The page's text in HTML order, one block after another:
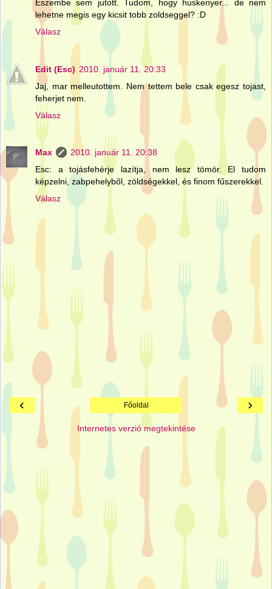
Eszembe sem jutott. Tudom, hogy huskenyer... de nem
lehetne megis egy kicsit tobb zoldseggel? :D
Válasz
Edit (Esc) 2010. január 11. 20:33
Jaj, mar melleutottem. Nem tettem bele csak egesz tojast,
feherjet nem.
Válasz
Max
2010. január 11. 20:38
Esc: a tojásfehérje lazítja, nem lesz tömör. El tudom
képzelni, zabpehelyből, zöldségekkel, és finom fűszerekkel.
Válasz
‹ ›
Főoldal
Internetes verzió megtekintése